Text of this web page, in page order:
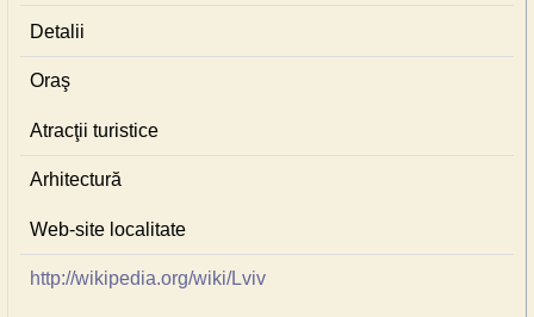
Detalii
Oraş
Atracţii turistice
Arhitectură
Web-site localitate
http://wikipedia.org/wiki/Lviv